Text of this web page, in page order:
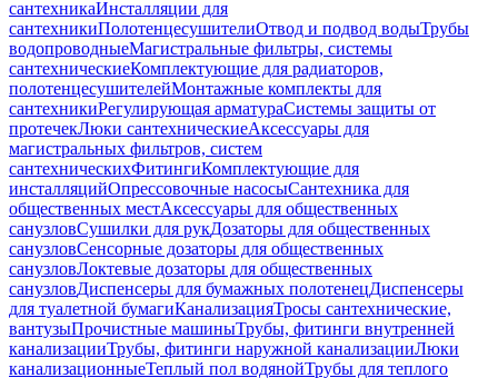
сантехникаИнсталляции для
сантехникиПолотенцесушителиОтвод и подвод водыТрубы
водопроводныеМагистральные фильтры, системы
сантехническиеКомплектующие для радиаторов,
полотенцесушителейМонтажные комплекты для
сантехникиРегулирующая арматураСистемы защиты от
протечекЛюки сантехническиеАксессуары для
магистральных фильтров, систем
сантехническихФитингиКомплектующие для
инсталляцийОпрессовочные насосыСантехника для
общественных местАксессуары для общественных
санузловСушилки для рукДозаторы для общественных
санузловСенсорные дозаторы для общественных
санузловЛоктевые дозаторы для общественных
санузловДиспенсеры для бумажных полотенецДиспенсеры
для туалетной бумагиКанализацияТросы сантехнические,
вантузыПрочистные машиныТрубы, фитинги внутренней
канализацииТрубы, фитинги наружной канализацииЛюки
канализационныеТеплый пол водянойТрубы для теплого